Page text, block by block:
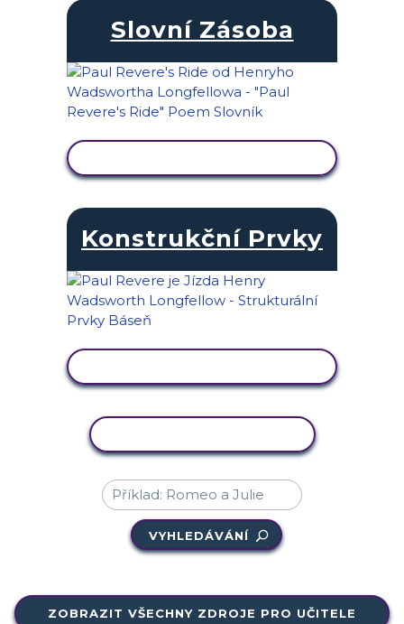
Slovní Zásoba
Konstrukční Prvky
VYHLEDÁVÁNÍ
ZOBRAZIT VŠECHNY ZDROJE PRO UČITELE